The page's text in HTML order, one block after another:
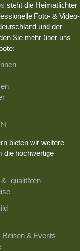
steht die Heimatlichter
Foto- & Video-
und der
Sie mehr über uns
bieten wir weitere
die hochwertige
-qualitäten
Reisen & Events